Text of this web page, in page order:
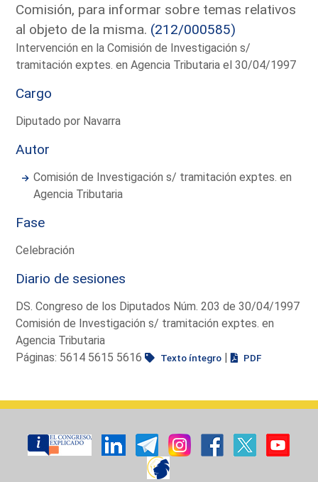
Comisión, para informar sobre temas relativos
al objeto de la misma. (212/000585)
Intervención en la Comisión de Investigación s/
tramitación exptes. en Agencia Tributaria el 30/04/1997
Cargo
Diputado por Navarra
Autor
Comisión de Investigación s/ tramitación exptes. en
Agencia Tributaria
Fase
Celebración
Diario de sesiones
DS. Congreso de los Diputados Núm. 203 de 30/04/1997
Comisión de Investigación s/ tramitación exptes. en
Agencia Tributaria
Páginas: 5614 5615 5616
Texto íntegro | PDF